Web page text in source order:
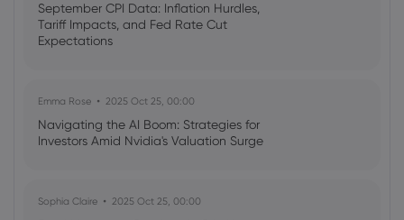
September CPI Data: Inflation Hurdles,
Tariff Impacts, and Fed Rate Cut
Expectations
Emma Rose 2025 Oct 25, 00:00
Navigating the AI Boom: Strategies for
Investors Amid Nvidia's Valuation Surge
Sophia Claire 2025 Oct 25, 00:00